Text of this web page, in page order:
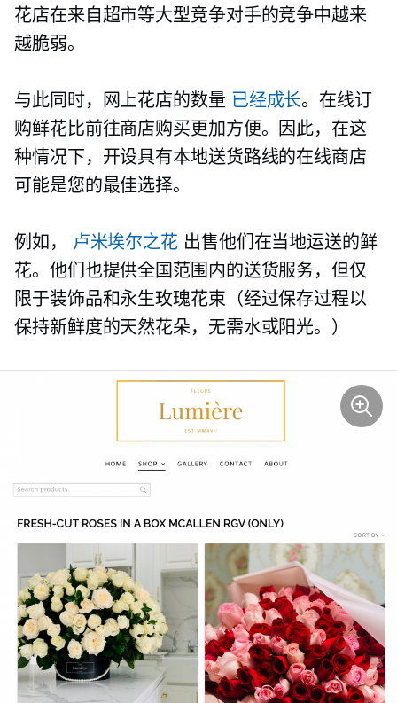
花店在来自超市等大型竞争对手的竞争中越来
越脆弱。
与此同时，网上花店的数量 已经成长。在线订
购鲜花比前往商店购买更加方便。因此，在这
种情况下，开设具有本地送货路线的在线商店
可能是您的最佳选择。
例如， 卢米埃尔之花 出售他们在当地运送的鲜
花。他们也提供全国范围内的送货服务，但仅
限于装饰品和永生玫瑰花束（经过保存过程以
保持新鲜度的天然花朵，无需水或阳光。）